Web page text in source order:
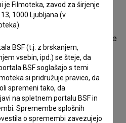
igrani film. Nastopata
je opredeljen kot plesni. Prejel je
je Filmoteka, zavod za širjenje
1000 Ljubljana (v
BSF (t.j. z brskanjem,
vsebin, ipd.) se šteje, da
BSF soglašajo s temi
si pridružuje pravico, da
spremeni tako, da
na spletnem portalu BSF in
Spremembe splošnih
o spremembi zavezujejo